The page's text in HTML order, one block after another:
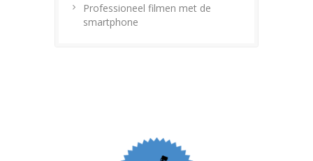
Professioneel filmen met de
smartphone